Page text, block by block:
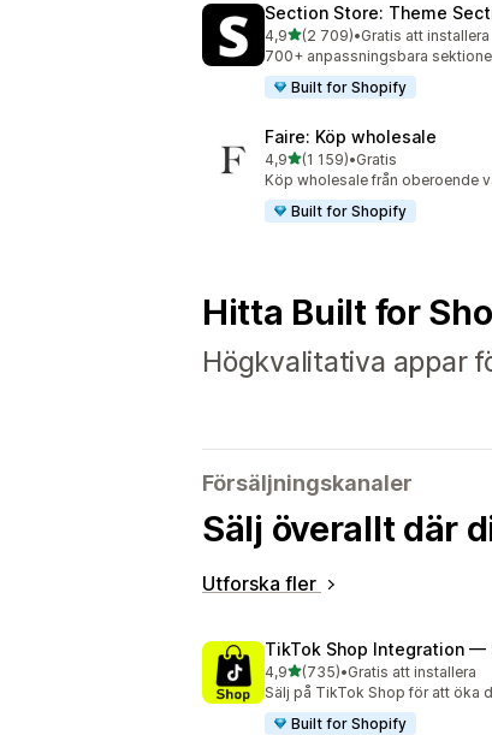
Section Store: Theme
4,9av 5 stjärnor
(2 709)
2709 recensioner totalt
•Gratis att installera
700+ anpassningsbara
Built for Shopify
Faire: Köp wholesale
4,9av 5 stjärnor
(1 159)
1159 recensioner totalt
•Gratis
Köp wholesale från oberoende
Built for Shopify
Hitta Built for
Högkvalitativa appar
Försäljningskanaler
Sälj överallt där
Utforska fler
TikTok Shop Integration —
4,9av 5 stjärnor
(735)
735 recensioner totalt
•Gratis att installera
Sälj på TikTok Shop för att öka
Built for Shopify